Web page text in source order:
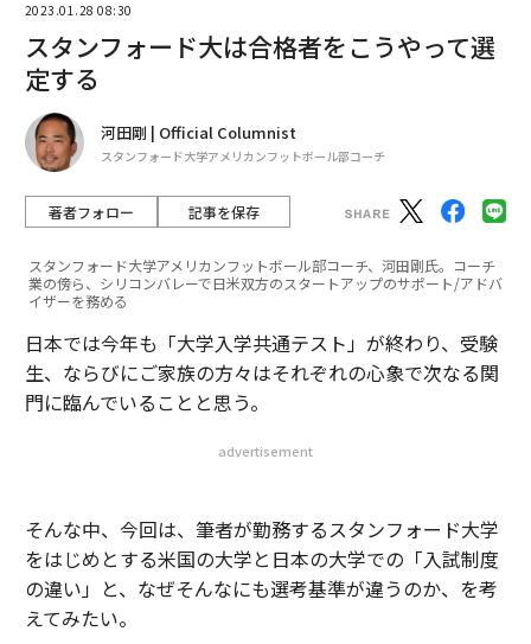
2023.01.28 08:30
スタンフォード大は合格者をこうやって選
定する
河田剛 | Official Columnist
スタンフォード大学アメリカンフットボール部コーチ
著者フォロー 記事を保存
スタンフォード大学アメリカンフットボール部コーチ、河田剛氏。コーチ
業の傍ら、シリコンバレーで日米双方のスタートアップのサポート/アドバ
イザーを務める
日本では今年も「大学入学共通テスト」が終わり、受験
生、ならびにご家族の方々はそれぞれの心象で次なる関
門に臨んでいることと思う。
advertisement
そんな中、今回は、筆者が勤務するスタンフォード大学
をはじめとする米国の大学と日本の大学での「入試制度
の違い」と、なぜそんなにも選考基準が違うのか、を考
えてみたい。